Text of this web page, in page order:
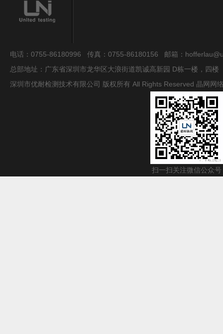
电话：0755-86180996 传真：0755-86180156 邮箱：
总部地址：广东省深圳市龙华区大浪街道凯诚高新园 D栋一楼，四楼
深圳市优耐检测技术有限公司 版权所有 All Rights Reserved 晶网网
扫一扫关注微信公众号